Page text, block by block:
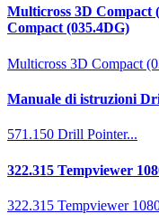
Multicross 3D Compact
Compact (035.4DG)
Multicross 3D Compact
Manuale di istruzioni
571.150 Drill Pointer...
322.315 Tempviewer
322.315 Tempviewer